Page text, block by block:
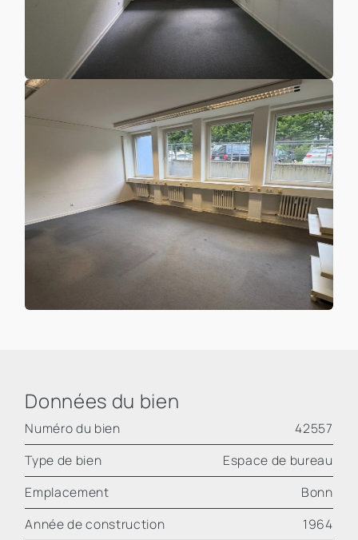
Données du bien
Numéro du bien
42557
Type de bien
Espace de bureau
Emplacement
Bonn
Année de construction
1964